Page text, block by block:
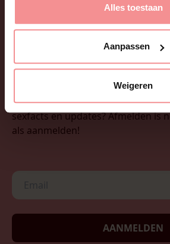
Alles toestaan
Aanpassen
Weigeren
Wil je onze nieuwsbrief
sexfacts en updates? Afmelden is
als aanmelden!
AANMELDEN